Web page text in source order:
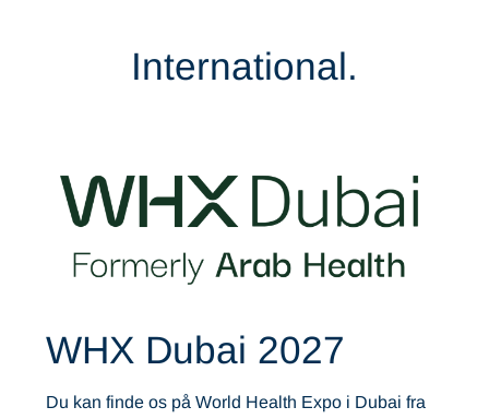
International.
WHX Dubai 2027
Du kan finde os på World Health Expo i Dubai fra